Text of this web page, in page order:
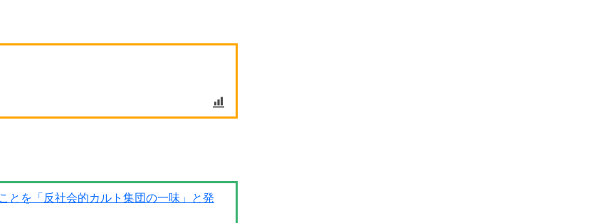
とを「反社会的カルト集団の一味」と発